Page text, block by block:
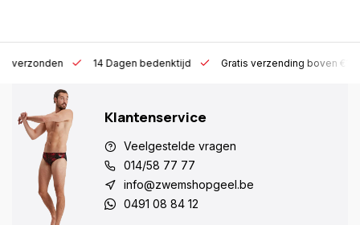
h verzonden 14 Dagen bedenktijd Gratis verzending boven
Klantenservice
Veelgestelde vragen
014/58 77 77
info@zwemshopgeel.be
0491 08 84 12